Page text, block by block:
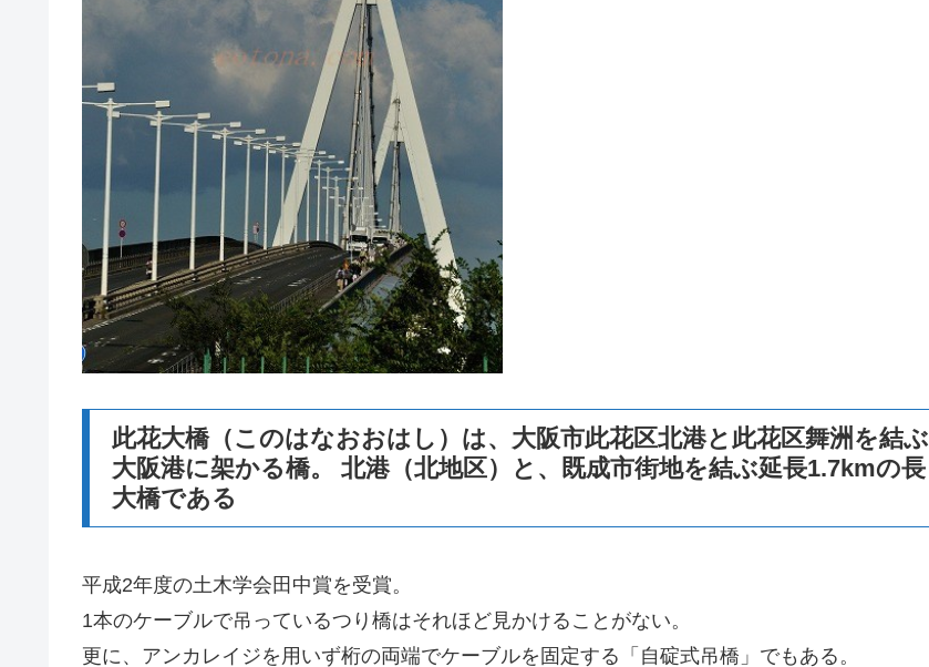
此花大橋（このはなおおはし）は、大阪市此花区北港と此花区舞洲を結ぶ
大阪港に架かる橋。 北港（北地区）と、既成市街地を結ぶ延長1.7kmの長
大橋である
平成2年度の土木学会田中賞を受賞。
1本のケーブルで吊っているつり橋はそれほど見かけることがない。
更に、アンカレイジを用いず桁の両端でケーブルを固定する「自碇式吊橋」でもある。